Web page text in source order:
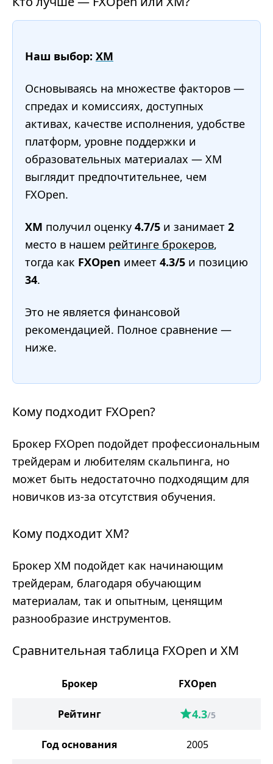
Наш выбор: XM
Основываясь на множестве факторов —
спредах и комиссиях, доступных
активах, качестве исполнения, удобстве
платформ, уровне поддержки и
образовательных материалах — XM
выглядит предпочтительнее, чем
FXOpen.
XM получил оценку 4.7/5 и занимает 2
место в нашем рейтинге брокеров,
тогда как FXOpen имеет 4.3/5 и позицию
34.
Это не является финансовой
рекомендацией. Полное сравнение —
ниже.
Кому подходит FXOpen?
Брокер FXOpen подойдет профессиональным
трейдерам и любителям скальпинга, но
может быть недостаточно подходящим для
новичков из-за отсутствия обучения.
Кому подходит XM?
Брокер XM подойдет как начинающим
трейдерам, благодаря обучающим
материалам, так и опытным, ценящим
разнообразие инструментов.
Сравнительная таблица FXOpen и XM
Брокер FXOpen
Рейтинг 4.3/5
Год основания 2005